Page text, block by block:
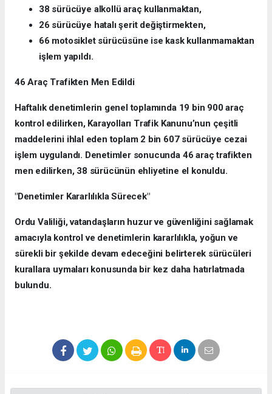
38 sürücüye alkollü araç kullanmaktan,
26 sürücüye hatalı şerit değiştirmekten,
66 motosiklet sürücüsüne ise kask kullanmamaktan
işlem yapıldı.
46 Araç Trafikten Men Edildi
Haftalık denetimlerin genel toplamında 19 bin 900 araç
kontrol edilirken, Karayolları Trafik Kanunu’nun çeşitli
maddelerini ihlal eden toplam 2 bin 607 sürücüye cezai
işlem uygulandı. Denetimler sonucunda 46 araç trafikten
men edilirken, 38 sürücünün ehliyetine el konuldu.
"Denetimler Kararlılıkla Sürecek"
Ordu Valiliği, vatandaşların huzur ve güvenliğini sağlamak
amacıyla kontrol ve denetimlerin kararlılıkla, yoğun ve
sürekli bir şekilde devam edeceğini belirterek sürücüleri
kurallara uymaları konusunda bir kez daha hatırlatmada
bulundu.